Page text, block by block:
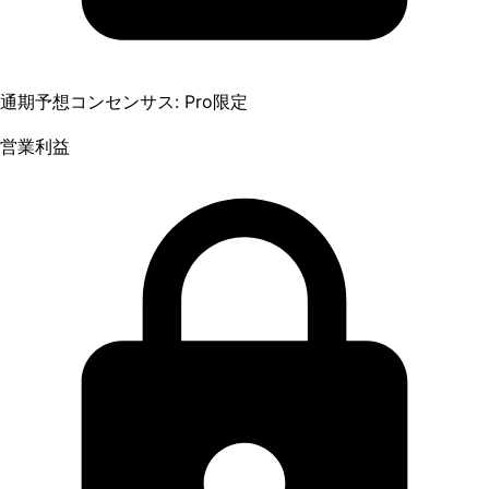
通期予想コンセンサス: Pro限定
営業利益